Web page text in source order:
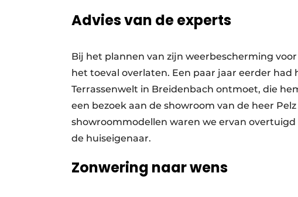
Advies van de experts
Bij het plannen van zijn weerbescherming
het toeval overlaten. Een paar jaar eerder had
Terrassenwelt in Breidenbach ontmoet, die
een bezoek aan de showroom van de heer
showroommodellen waren we ervan
de huiseigenaar.
Zonwering naar wens